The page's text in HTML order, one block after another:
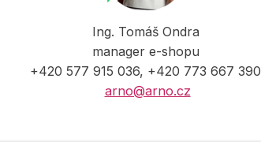
Ing. Tomáš Ondra
manager e-shopu
+420 577 915 036, +420 773 667 390
arno@arno.cz